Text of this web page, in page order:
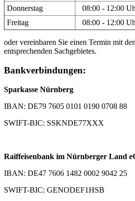
Donnerstag 08:00 - 12:00
Freitag
08:00 - 12:00
oder vereinbaren Sie einen Termin mit
entsprechenden Sachgebietes.
Bankverbindungen:
Sparkasse Nürnberg
IBAN: DE79 7605 0101 0190 0708 88
SWIFT-BIC: SSKNDE77XXX
Raiffeisenbank im Nürnberger Land
IBAN: DE47 7606 1482 0002 9042 25
SWIFT-BIC: GENODEF1HSB